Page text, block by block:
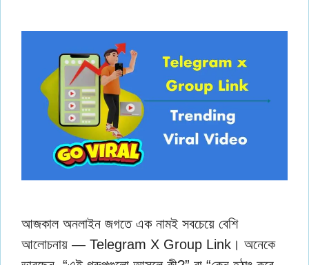
আজকাল অনলাইন জগতে এক নামই সবচেয়ে বেশি
আলোচনায় — Telegram X Group Link। অনেকে